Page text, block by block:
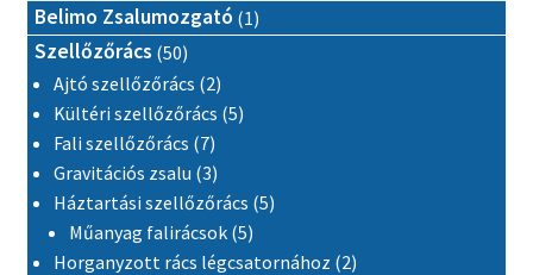
Belimo Zsalumozgató 11 termék
Szellőzőrács 5050 termék
Ajtó szellőzőrács 22 termék
Kültéri szellőzőrács 55 termék
Fali szellőzőrács 77 termék
Gravitációs zsalu 33 termék
Háztartási szellőzőrács 55 termék
Műanyag falirácsok 55 termék
Horganyzott rács légcsatornához 22 termék